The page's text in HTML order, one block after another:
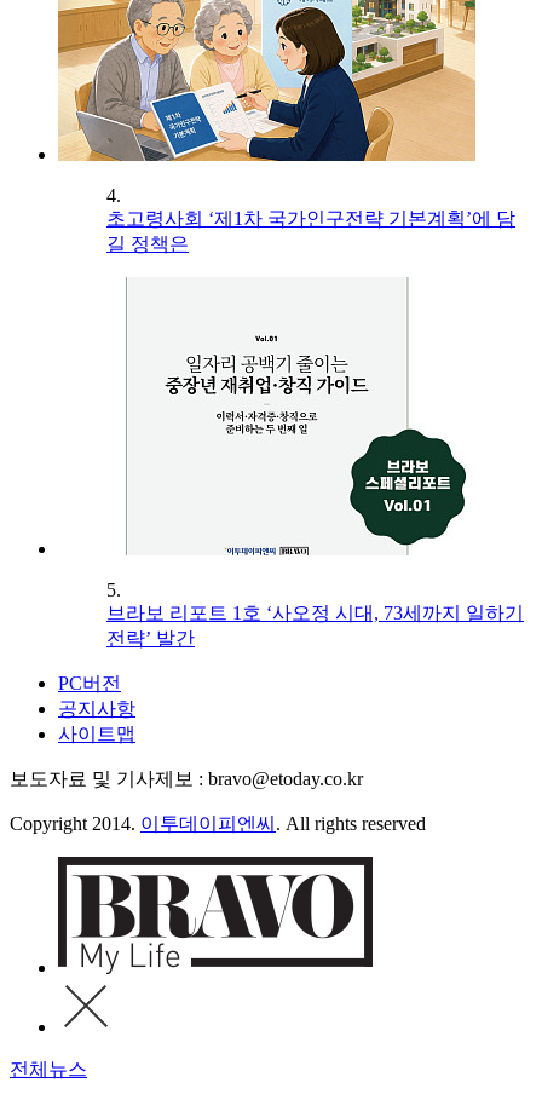
4.
초고령사회 ‘제1차 국가인구전략 기본계획’에 담
길 정책은
5.
브라보 리포트 1호 ‘사오정 시대, 73세까지 일하기
전략’ 발간
PC버전
공지사항
사이트맵
보도자료 및 기사제보 : bravo@etoday.co.kr
Copyright 2014. 이투데이피엔씨 . All rights reserved
전체뉴스